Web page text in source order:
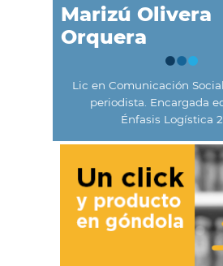
Marizú Olivera
Orquera
Lic en Comunicación
periodista. Encargada
Énfasis Logística